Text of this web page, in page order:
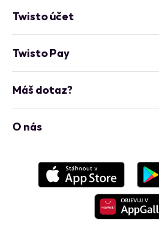
Twisto účet
Twisto Pay
Máš dotaz?
O nás